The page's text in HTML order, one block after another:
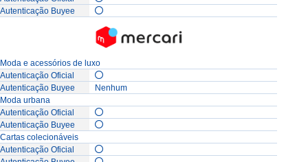
Moda e acessórios de luxo
Nenhum
Moda urbana
Cartas colecionáveis